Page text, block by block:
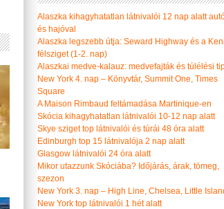
Alaszka kihagyhatatlan látnivalói 12 nap alatt
és hajóval
Alaszka legszebb útja: Seward Highway és a
félsziget (1-2. nap)
Alaszkai medve-kalauz: medvefajták és túlélési
New York 4. nap – Könyvtár, Summit One, Times
Square
A Maison Rimbaud feltámadása Martinique-en
Skócia kihagyhatatlan látnivalói 10-12 nap alatt
Skye sziget top látnivalói és túrái 48 óra alatt
Edinburgh top 15 látnivalója 2 nap alatt
Glasgow látnivalói 24 óra alatt
Mikor utazzunk Skóciába? Időjárás, árak, tömeg,
szezon
New York 3. nap – High Line, Chelsea, Little
New York top látnivalói 1 hét alatt